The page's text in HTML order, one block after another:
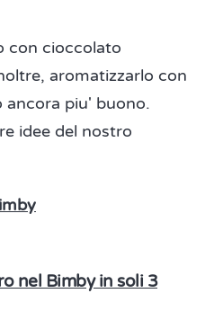
con cioccolato
aromatizzarlo con
ancora piu' buono.
idee del nostro
nel Bimby in soli 3